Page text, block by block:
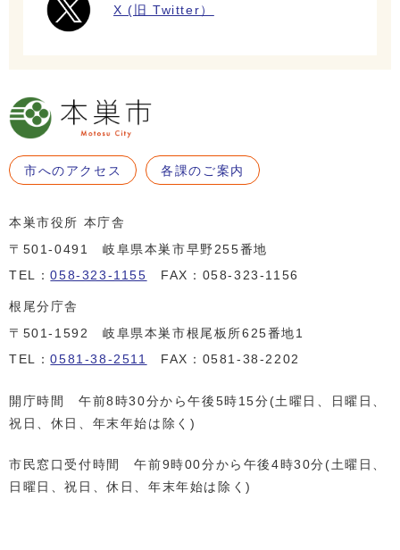
X (旧 Twitter）
市へのアクセス 各課のご案内
本巣市役所 本庁舎
〒501-0491 岐阜県本巣市早野255番地
TEL：058-323-1155 FAX：058-323-1156
根尾分庁舎
〒501-1592 岐阜県本巣市根尾板所625番地1
TEL：0581-38-2511 FAX：0581-38-2202
開庁時間 午前8時30分から午後5時15分(土曜日、日曜日、
祝日、休日、年末年始は除く)
市民窓口受付時間 午前9時00分から午後4時30分(土曜日、
日曜日、祝日、休日、年末年始は除く)